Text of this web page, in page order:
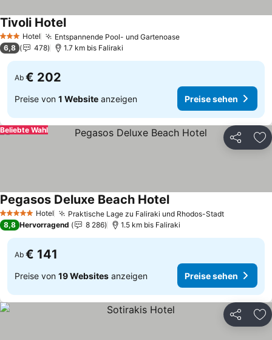
3 SterneHotel Entspannende Pool- und GartenoasePreise sehen
Tivoli HotelPreise sehen
6,8 478 1.7 km bis Faliraki
Ab € 202
Preise von 1 Website anzeigen Preise sehen
Teilen
Beliebte Wahl
5 Sterne Hotel Praktische Lage zu Faliraki und Rhodos-StadtPreise
Pegasos Deluxe Beach HotelPreise sehen
8,8 Hervorragend 8 286 1.5 km bis Faliraki
Ab € 141
Preise von 19 Websites anzeigen Preise sehen
Teilen